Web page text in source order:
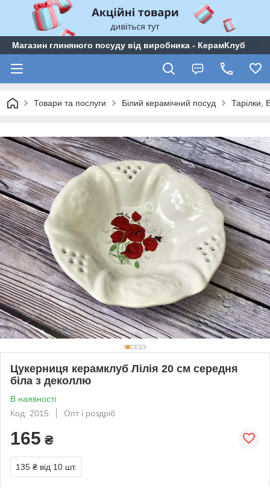
Магазин глиняного посуду від виробника - КерамКлуб
Товари та послуги Білий керамічний посуд Тарілки,
Цукерниця керамклуб Лілія 20 см середня
біла з деколлю
В наявності
Код: 2015
Опт і роздріб
165 ₴
135 ₴ від 10 шт.